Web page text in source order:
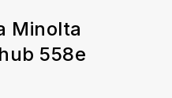
Minolta
558e